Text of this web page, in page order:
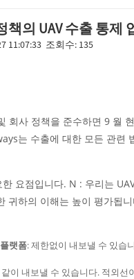
책의 UAV 수출 통제
11:07:33 조회수: 135
회사 정책을 준수하면 9 월
는 수출에 대한 모든 관련
요점입니다. N : 우리는
귀하의 이해는 높이 평가됩
랫폼: 제한없이 내보낼 수 있습
이 내보낼 수 있습니다. 적외선